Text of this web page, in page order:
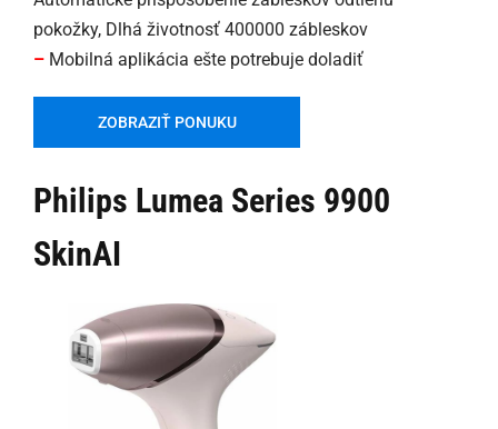
pokožky, Dlhá životnosť 400000 zábleskov
– Mobilná aplikácia ešte potrebuje doladiť
ZOBRAZIŤ PONUKU
Philips Lumea Series 9900
SkinAI